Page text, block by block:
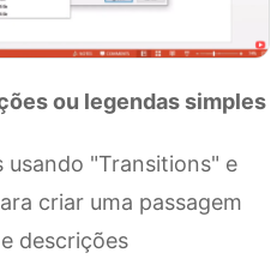
ou legendas simples
usando "Transitions" e
criar uma passagem
descrições